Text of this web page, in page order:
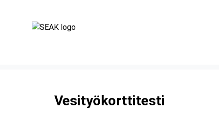
Vesityökorttitesti